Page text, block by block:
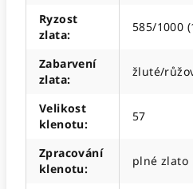
Ryzost
zlata:
585/1000
Zabarvení
zlata:
žluté/
Velikost
klenotu:
57
Zpracování
klenotu:
plné zlato